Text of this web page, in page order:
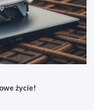
życie!